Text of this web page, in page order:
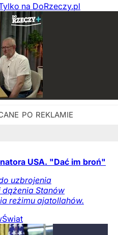
na DoRzeczy.pl
USA. "Dać im broń"
uzbrojenia
Stanów
reżimu ajatollahów.
Świat